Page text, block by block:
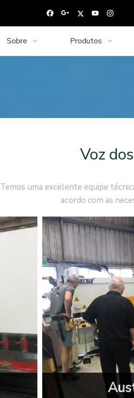
Sobre Produtos
Voz
Temos uma excelente equipe
acordo com as